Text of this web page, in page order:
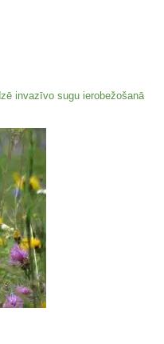
invazīvo sugu ierobežošanā